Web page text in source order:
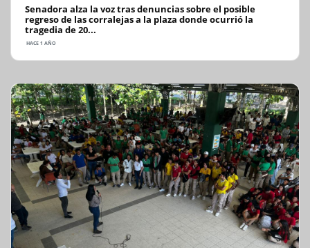
Senadora alza la voz tras denuncias sobre el posible
regreso de las corralejas a la plaza donde ocurrió la
tragedia de 20...
HACE 1 AÑO